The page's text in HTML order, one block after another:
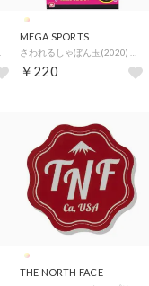
MEGA SPORTS
￥220
THE NORTH FACE